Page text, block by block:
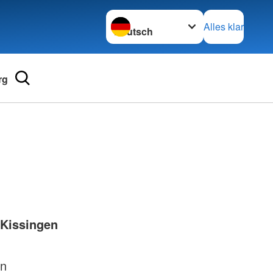
Sprache wechseln zu
Alles klar
und Lob